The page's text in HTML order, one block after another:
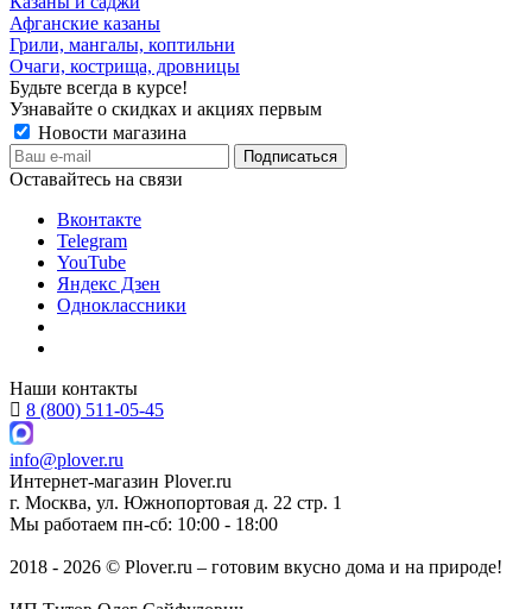
Афганские казаны
Грили, мангалы, коптильни
Очаги, кострища, дровницы
Будьте всегда в курсе!
Узнавайте о скидках и акциях первым
Новости магазина
Оставайтесь на связи
Вконтакте
Telegram
YouTube
Яндекс Дзен
Одноклассники
Наши контакты
8 (800) 511-05-45
info@plover.ru
Интернет-магазин Plover.ru
г. Москва, ул. Южнопортовая д. 22 стр. 1
Мы работаем пн-сб: 10:00 - 18:00
2018 - 2026 © Plover.ru – готовим вкусно дома и на природе!